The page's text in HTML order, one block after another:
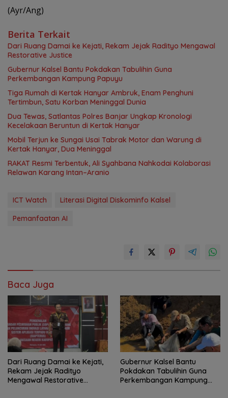
(Ayr/Ang)
Berita Terkait
Dari Ruang Damai ke Kejati, Rekam Jejak Radityo Mengawal
Restorative Justice
Gubernur Kalsel Bantu Pokdakan Tabulihin Guna
Perkembangan Kampung Papuyu
Tiga Rumah di Kertak Hanyar Ambruk, Enam Penghuni
Tertimbun, Satu Korban Meninggal Dunia
Dua Tewas, Satlantas Polres Banjar Ungkap Kronologi
Kecelakaan Beruntun di Kertak Hanyar
Mobil Terjun ke Sungai Usai Tabrak Motor dan Warung di
Kertak Hanyar, Dua Meninggal
RAKAT Resmi Terbentuk, Ali Syahbana Nahkodai Kolaborasi
Relawan Karang Intan–Aranio
ICT Watch
Literasi Digital Diskominfo Kalsel
Pemanfaatan AI
Baca Juga
Dari Ruang Damai ke Kejati,
Rekam Jejak Radityo
Mengawal Restorative
Gubernur Kalsel Bantu
Pokdakan Tabulihin Guna
Perkembangan Kampung